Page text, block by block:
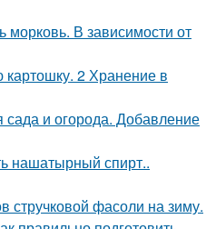
морковь. В зависимости от
2 Хранение в
и огорода. Добавление
нашатырный спирт..
стручковой фасоли на зиму.